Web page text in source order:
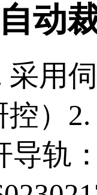
动
采用
）
导轨